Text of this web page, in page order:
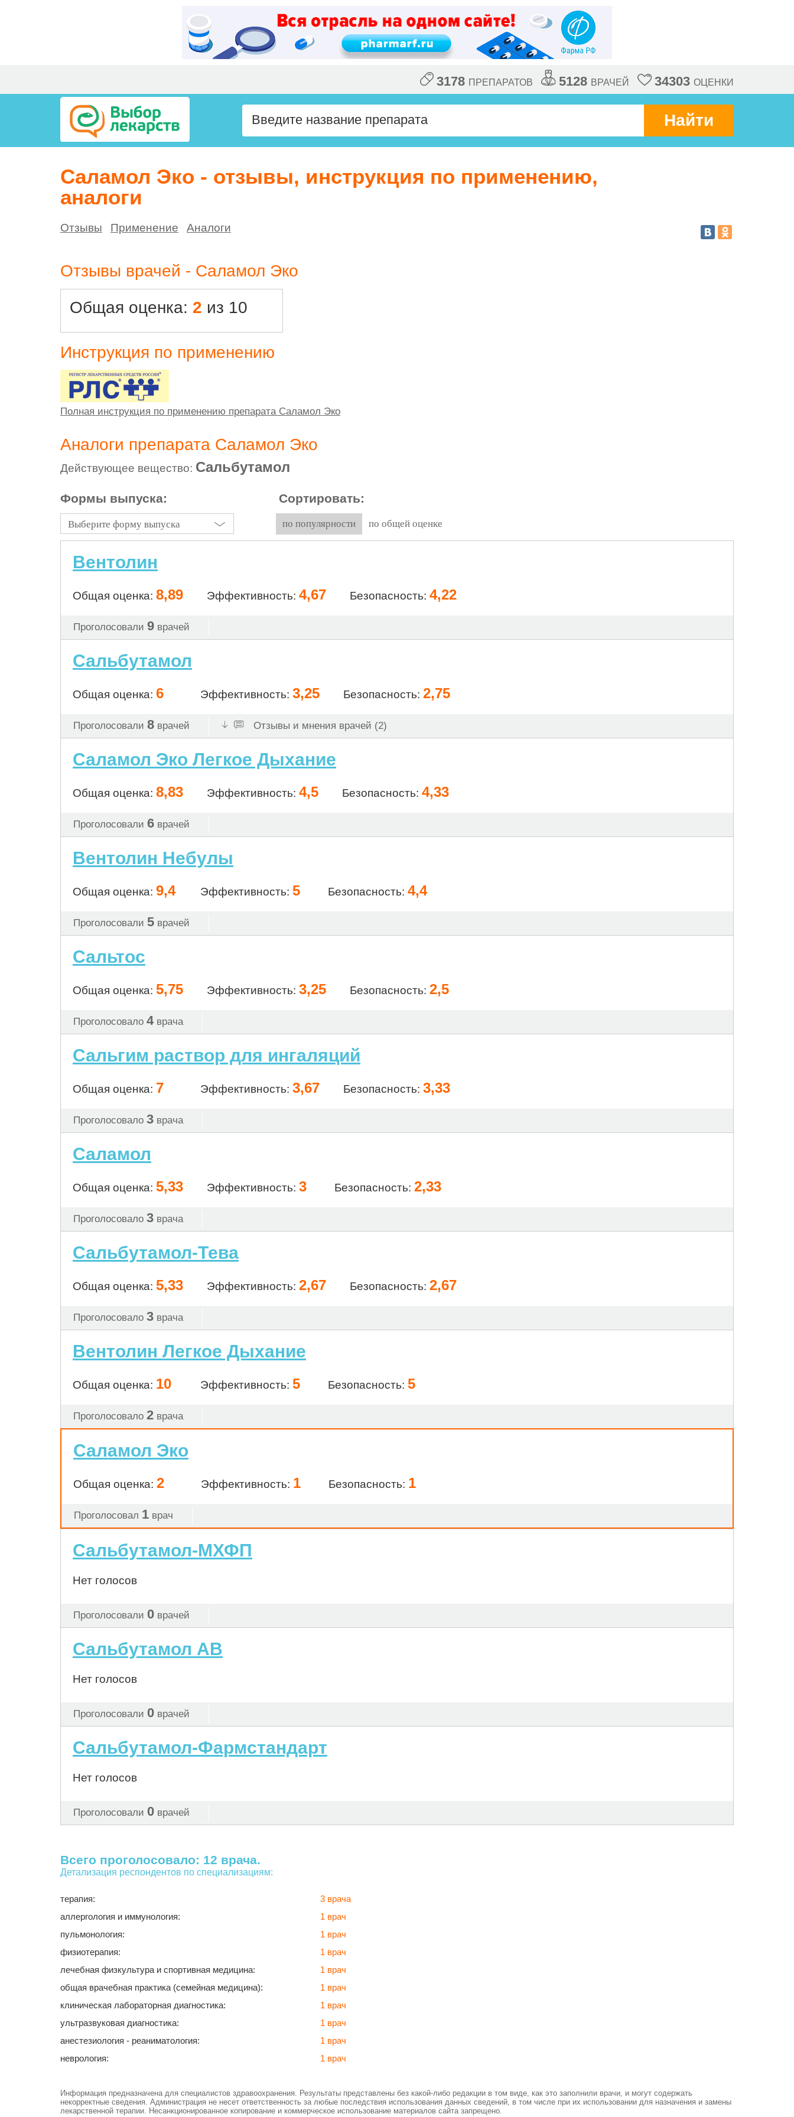
3178 ПРЕПАРАТОВ 5128 ВРАЧЕЙ 34303 ОЦЕНКИ
Найти
Саламол Эко - отзывы, инструкция по применению,
аналоги
Отзывы Применение Аналоги
Отзывы врачей - Саламол Эко
Общая оценка: 2 из 10
Инструкция по применению
Полная инструкция по применению препарата Саламол Эко
Аналоги препарата Саламол Эко
Действующее вещество: Сальбутамол
Формы выпуска:
Выберите форму выпуска
Сортировать:
по популярности по общей оценке
Вентолин
Общая оценка: 8,89 Эффективность: 4,67 Безопасность: 4,22
Проголосовали 9 врачей
Сальбутамол
Общая оценка: 6 Эффективность: 3,25 Безопасность: 2,75
Проголосовали 8 врачей Отзывы и мнения врачей (2)
Саламол Эко Легкое Дыхание
Общая оценка: 8,83 Эффективность: 4,5 Безопасность: 4,33
Проголосовали 6 врачей
Вентолин Небулы
Общая оценка: 9,4 Эффективность: 5 Безопасность: 4,4
Проголосовали 5 врачей
Сальтос
Общая оценка: 5,75 Эффективность: 3,25 Безопасность: 2,5
Проголосовало 4 врача
Сальгим раствор для ингаляций
Общая оценка: 7 Эффективность: 3,67 Безопасность: 3,33
Проголосовало 3 врача
Саламол
Общая оценка: 5,33 Эффективность: 3 Безопасность: 2,33
Проголосовало 3 врача
Сальбутамол-Тева
Общая оценка: 5,33 Эффективность: 2,67 Безопасность: 2,67
Проголосовало 3 врача
Вентолин Легкое Дыхание
Общая оценка: 10 Эффективность: 5 Безопасность: 5
Проголосовало 2 врача
Саламол Эко
Общая оценка: 2 Эффективность: 1 Безопасность: 1
Проголосовал 1 врач
Сальбутамол-МХФП
Нет голосов
Проголосовали 0 врачей
Сальбутамол АВ
Нет голосов
Проголосовали 0 врачей
Сальбутамол-Фармстандарт
Нет голосов
Проголосовали 0 врачей
Всего проголосовало: 12 врача.
Детализация респондентов по специализациям:
терапия:
3 врача
аллергология и иммунология:
1 врач
пульмонология:
1 врач
физиотерапия:
1 врач
лечебная физкультура и спортивная медицина:
1 врач
общая врачебная практика (семейная медицина):
1 врач
клиническая лабораторная диагностика:
1 врач
ультразвуковая диагностика:
1 врач
анестезиология - реаниматология:
1 врач
неврология:
1 врач
Информация предназначена для специалистов здравоохранения. Результаты представлены без какой-либо редакции в том виде, как это заполнили врачи, и могут содержать
некорректные сведения. Администрация не несет ответственность за любые последствия использования данных сведений, в том числе при их использовании для назначения и замены
лекарственной терапии. Несанкционированное копирование и коммерческое использование материалов сайта запрещено.